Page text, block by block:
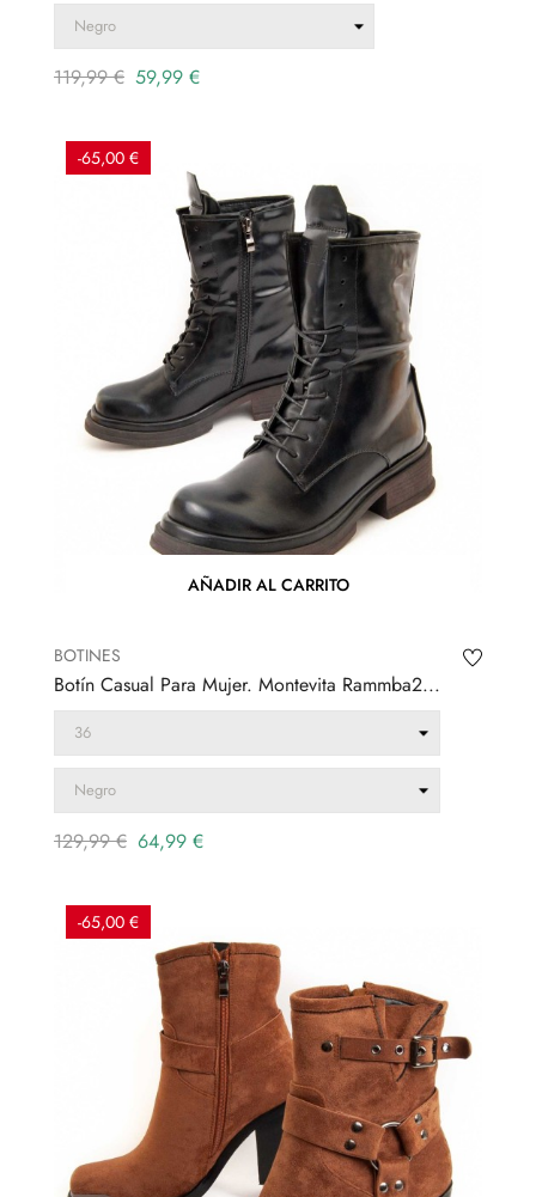
Precio
119,99 € Precio
59,99 €
-65,00 €
AÑADIR AL CARRITO
BOTINES
Botín Casual Para Mujer. Montevita Rammba2...
Precio
129,99 € Precio
64,99 €
-65,00 €